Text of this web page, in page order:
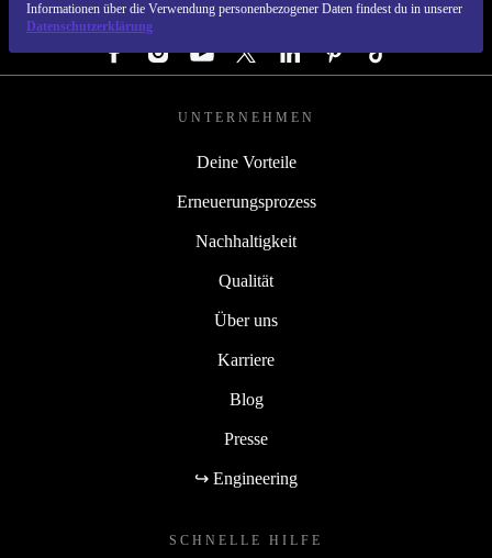
Informationen über die Verwendung personenbezogener Daten findest du in unserer
Datenschutzerklärung
FOLGE UNS
UNTERNEHMEN
Deine Vorteile
Erneuerungsprozess
Nachhaltigkeit
Qualität
Über uns
Karriere
Blog
Presse
↪ Engineering
SCHNELLE HILFE